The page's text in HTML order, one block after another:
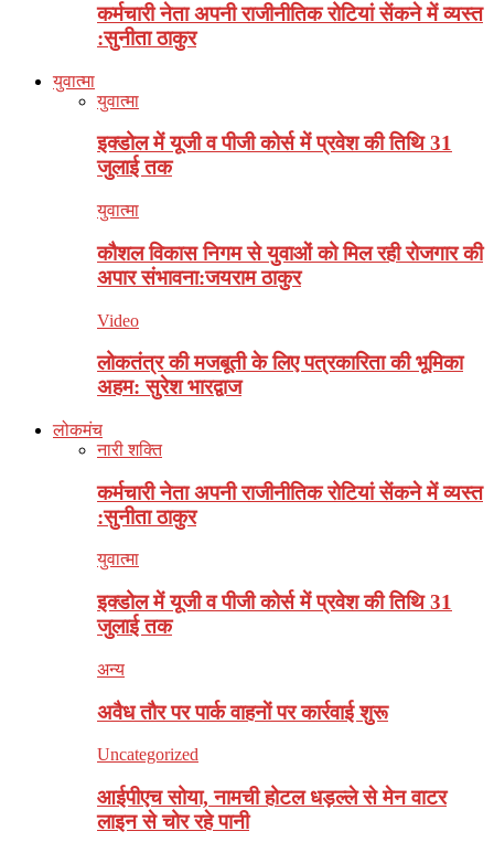
कर्मचारी नेता अपनी राजीनीतिक रोटियां सेंकने में व्यस्त
:सुनीता ठाकुर
युवात्मा
युवात्मा
इक्डोल में यूजी व पीजी कोर्स में प्रवेश की तिथि 31
जुलाई तक
युवात्मा
कौशल विकास निगम से युवाओं को मिल रही रोजगार की
अपार संभावना:जयराम ठाकुर
Video
लोकतंत्र की मजबूती के लिए पत्रकारिता की भूमिका
अहम: सुरेश भारद्वाज
लोकमंच
नारी शक्ति
कर्मचारी नेता अपनी राजीनीतिक रोटियां सेंकने में व्यस्त
:सुनीता ठाकुर
युवात्मा
इक्डोल में यूजी व पीजी कोर्स में प्रवेश की तिथि 31
जुलाई तक
अन्य
अवैध ताैर पर पार्क वाहनाें पर कार्रवाई शुरू
Uncategorized
आईपीएच सोया, नामची होटल धड़ल्ले से मेन वाटर
लाइन से चोर रहे पानी